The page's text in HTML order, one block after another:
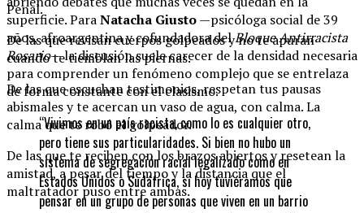
Penal.
De las que revisan cuerpos golpeados y no te apuran
cuando te tiemblan las piernas.
De las que escuchan testimonios, respetan tus pausas
abismales y te acercan un vaso de agua, con calma. La
calma que te robó el golpeador.
De las que te reciben con los brazos abiertos y resetean la
amistad, a pesar del tiempo y la distancia que el
maltratador puso entre ambas.
superficie. ParaNatacha Giusto—psicóloga social de 39
años, afroargentina y cofundadora delBloque Antirracista
Rosario— la discusión suele carecer de la densidad necesaria
para comprender un fenómeno complejo que se entrelaza
de forma constante con el clasismo.
“Vivimos en un país racista, como lo es cualquier otro,
pero tiene sus particularidades. Si bien no hubo un
sistema de segregación racial legalizado como en
Estados Unidos o Sudáfrica, si hoy tuviéramos que
pensar en un grupo de personas que viven en un barrio